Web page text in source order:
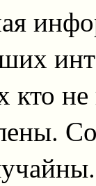
кто